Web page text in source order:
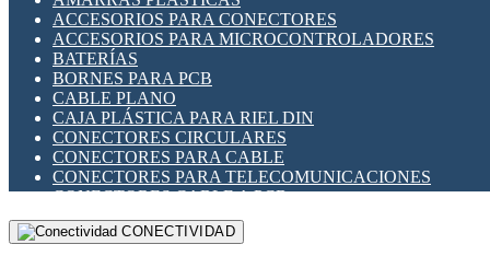
INDICADORES PARA PANEL
INTERFACES DE RELÉ
INTERRUPTORES FIN DE CARRERA
LLAVES CONMUTADORAS
MEDIDORES DE ENERGÍA Y TC'S DE CORRIENTE
MOTORES PASO A PASO
PANTALLAS HMI
PLC -CONTROLADORES LÓGICO PROGRAMABLES
PROGRAMADORES DE HORARIO
RELÉS DE PROTECCIÓN
SENSORES CAPACITIVOS
ACCESORIOS PARA CONECTORES
ACCESORIOS PARA MICROCONTROLADORES
BATERÍAS
BORNES PARA PCB
CABLE PLANO
CAJA PLÁSTICA PARA RIEL DIN
CONECTORES CIRCULARES
CONECTORES PARA CABLE
CONECTORES PARA TELECOMUNICACIONES
CONECTORES CABLE A PCB
CONECTORES PCB A CABLE
DIP SWITCHESCONECTIVIDAD